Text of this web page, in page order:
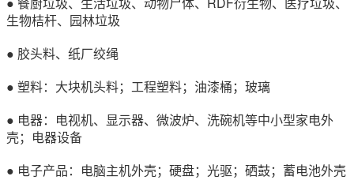
生物桔杆、园林垃圾
● 胶头料、纸厂绞绳
● 塑料：大块机头料；工程塑料；油漆桶；玻璃
● 电器：电视机、显示器、微波炉、洗碗机等中小型家电外
壳；电器设备
● 电子产品：电脑主机外壳；硬盘；光驱；硒鼓；蓄电池外壳